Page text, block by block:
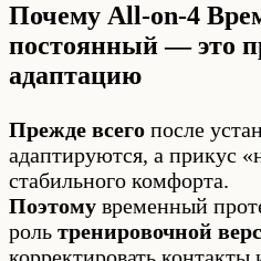
Почему All-on-4
постоянный — это
адаптацию
Прежде всего после
адаптируются, а прикус
стабильного комфорта.
Поэтому временный
роль тренировочной